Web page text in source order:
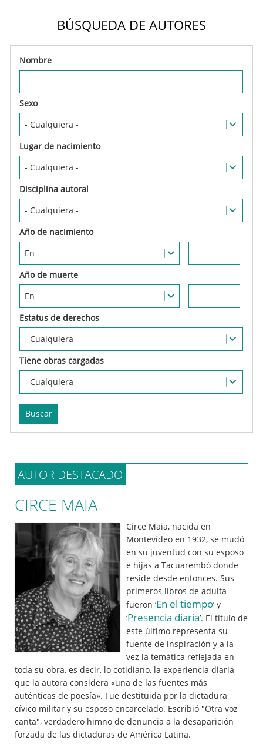
BÚSQUEDA DE AUTORES
Nombre
Sexo
Lugar de nacimiento
Disciplina autoral
Estatus de derechos
Tiene obras cargadas
AUTOR DESTACADO
CIRCE MAIA
Circe Maia, nacida en
Montevideo en 1932, se mudó
en su juventud con su esposo
e hijas a Tacuarembó donde
reside desde entonces. Sus
primeros libros de adulta
fueron ‘En el tiempo’ y
‘Presencia diaria’. El título de
este último representa su
fuente de inspiración y a la
vez la temática reflejada en
toda su obra, es decir, lo cotidiano, la experiencia diaria
que la autora considera «una de las fuentes más
auténticas de poesía». Fue destituida por la dictadura
cívico militar y su esposo encarcelado. Escribió "Otra voz
canta", verdadero himno de denuncia a la desaparición
forzada de las dictaduras de América Latina.